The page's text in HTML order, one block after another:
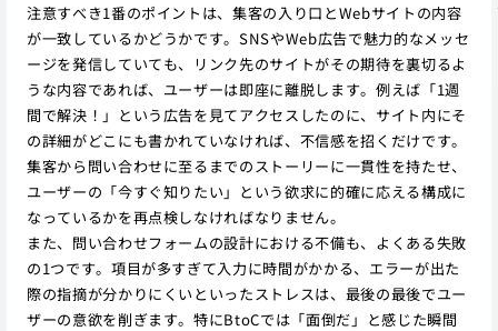
注意すべき1番のポイントは、集客の入り口とWebサイトの内容
が一致しているかどうかです。SNSやWeb広告で魅力的なメッセ
ージを発信していても、リンク先のサイトがその期待を裏切るよ
うな内容であれば、ユーザーは即座に離脱します。例えば「1週
間で解決！」という広告を見てアクセスしたのに、サイト内にそ
の詳細がどこにも書かれていなければ、不信感を招くだけです。
集客から問い合わせに至るまでのストーリーに一貫性を持たせ、
ユーザーの「今すぐ知りたい」という欲求に的確に応える構成に
なっているかを再点検しなければなりません。
また、問い合わせフォームの設計における不備も、よくある失敗
の1つです。項目が多すぎて入力に時間がかかる、エラーが出た
際の指摘が分かりにくいといったストレスは、最後の最後でユー
ザーの意欲を削ぎます。特にBtoCでは「面倒だ」と感じた瞬間